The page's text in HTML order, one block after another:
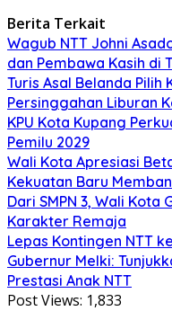
Berita Terkait
Wagub NTT Johni
dan Pembawa Kasih di
Turis Asal Belanda
Persinggahan Liburan
KPU Kota Kupang
Pemilu 2029
Wali Kota Apresiasi
Kekuatan Baru
Dari SMPN 3, Wali
Karakter Remaja
Lepas Kontingen NTT
Gubernur Melki:
Prestasi Anak NTT
Post Views: 1,833